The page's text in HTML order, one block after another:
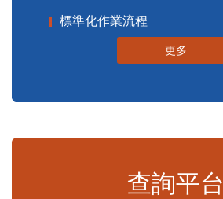
標準化作業流程
更多
查詢平台